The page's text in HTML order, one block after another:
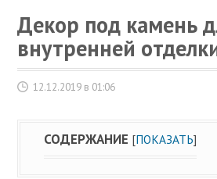
Декор под камень
внутренней
12.12.2019 в 01:06
СОДЕРЖАНИЕ [ПОКАЗАТЬ]